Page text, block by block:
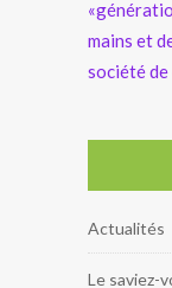
mains et
société de
Actualités
Le saviez-